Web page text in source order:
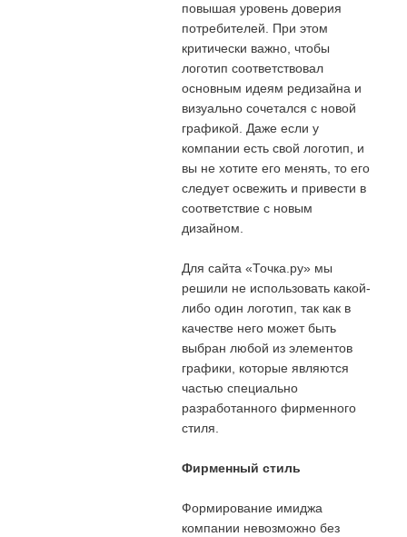
повышая уровень доверия
потребителей. При этом
критически важно, чтобы
логотип соответствовал
основным идеям редизайна и
визуально сочетался с новой
графикой. Даже если у
компании есть свой логотип, и
вы не хотите его менять, то его
следует освежить и привести в
соответствие с новым
дизайном.
Для сайта «Точка.ру» мы
решили не использовать какой-
либо один логотип, так как в
качестве него может быть
выбран любой из элементов
графики, которые являются
частью специально
разработанного фирменного
стиля.
Фирменный стиль
Формирование имиджа
компании невозможно без